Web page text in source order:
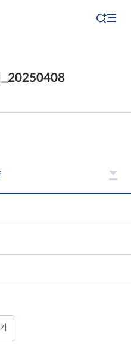
_20250408